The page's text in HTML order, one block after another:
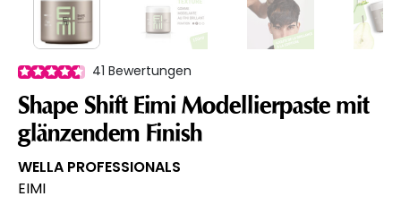
41 Bewertungen
Shape Shift Eimi Modellierpaste mit
glänzendem Finish
WELLA PROFESSIONALS
EIMI